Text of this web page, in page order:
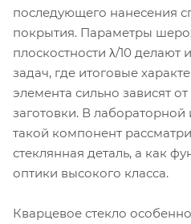
последующего нанесения
покрытия. Параметры
плоскостности λ/10
задач, где итоговые
элемента сильно зависят
заготовки. В
такой компонент
стеклянная деталь, а как
оптики высокого класса.
Кварцевое стекло